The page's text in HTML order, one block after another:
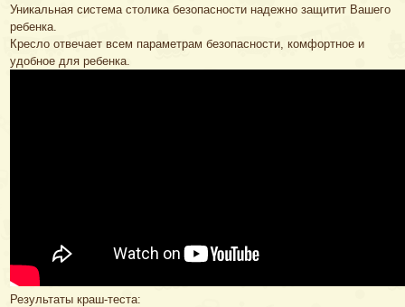
Уникальная система столика безопасности надежно защитит Вашего
ребенка.
Кресло отвечает всем параметрам безопасности, комфортное и
удобное для ребенка.
Результаты краш-теста: